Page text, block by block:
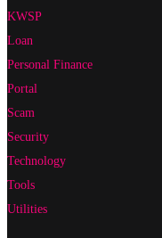
KWSP
Loan
Personal Finance
Portal
Scam
Security
Technology
Tools
Utilities